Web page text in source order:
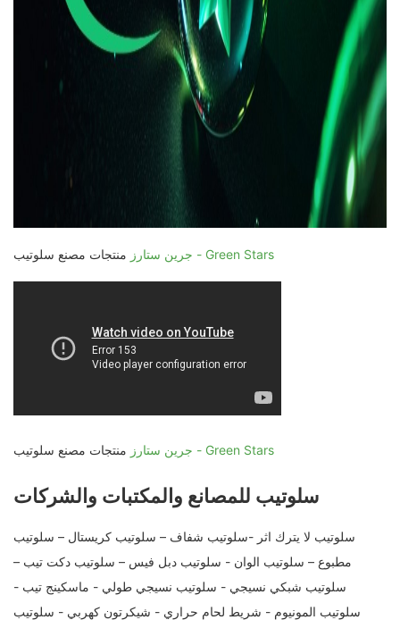
جرين ستارز - Green Stars
جرين ستارز - Green Stars
سلوتيب للمصانع والمكتبات والشركات
سلوتيب لا يترك اثر -سلوتيب شفاف – سلوتيب كريستال – سلوتيب
مطبوع – سلوتيب الوان - سلوتيب دبل فيس – سلوتيب دكت تيب –
سلوتيب شبكي نسيجي - سلوتيب نسيجي طولي - ماسكينج تيب -
سلوتيب المونيوم - شريط لحام حراري - شيكرتون كهربي - سلوتيب